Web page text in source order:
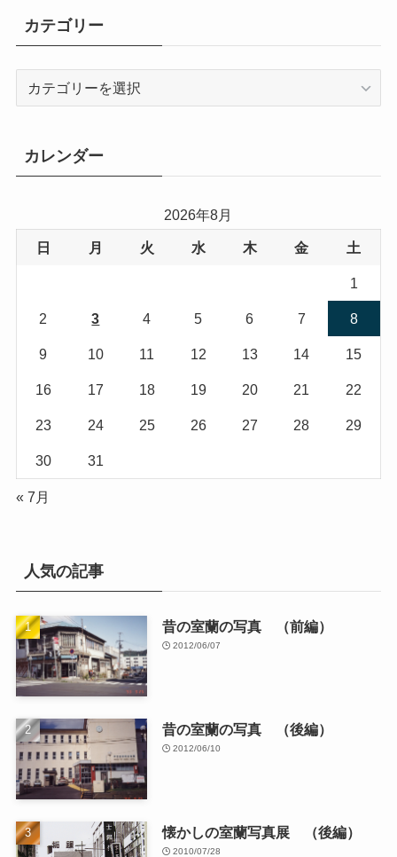
カテゴリー
ー
カレンダー
2026年8月
日 月 火 水 木 金 土
1
2 3 4 5 6 7 8
9 10 11 12 13 14 15
16 17 18 19 20 21 22
23 24 25 26 27 28 29
30 31
« 7月
人気の記事
昔の室蘭の写真 （前編）
2012/06/07
昔の室蘭の写真 （後編）
2012/06/10
懐かしの室蘭写真展 （後編）
2010/07/28